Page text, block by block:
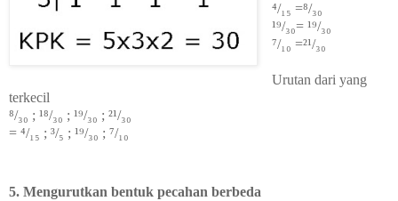
⁴/₁₅ =⁸/₃₀
¹⁹/₃₀= ¹⁹/₃₀
⁷/₁₀ =²¹/₃₀
Urutan dari yang
terkecil
⁸/₃₀ ; ¹⁸/₃₀ ; ¹⁹/₃₀ ; ²¹/₃₀
= ⁴/₁₅ ; ³/₅ ; ¹⁹/₃₀ ; ⁷/₁₀
5. Mengurutkan bentuk pecahan berbeda